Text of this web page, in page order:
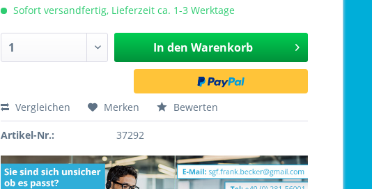
Sofort versandfertig, Lieferzeit ca. 1-3 Werktage
In den Warenkorb
Vergleichen Merken Bewerten
Artikel-Nr.: 37292